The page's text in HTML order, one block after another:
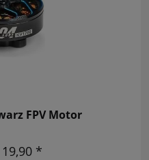
FPV Motor
*